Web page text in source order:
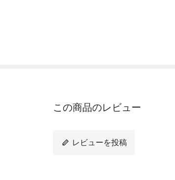
この商品のレビュー
レビューを投稿